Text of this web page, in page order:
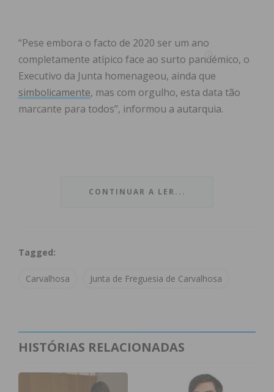
“Pese embora o facto de 2020 ser um ano
completamente atípico face ao surto pandémico, o
Executivo da Junta homenageou, ainda que
simbolicamente, mas com orgulho, esta data tão
marcante para todos”, informou a autarquia.
, “em particular todos os que
CONTINUAR A LER...
Tagged:
Carvalhosa Junta de Freguesia de Carvalhosa
HISTÓRIAS RELACIONADAS